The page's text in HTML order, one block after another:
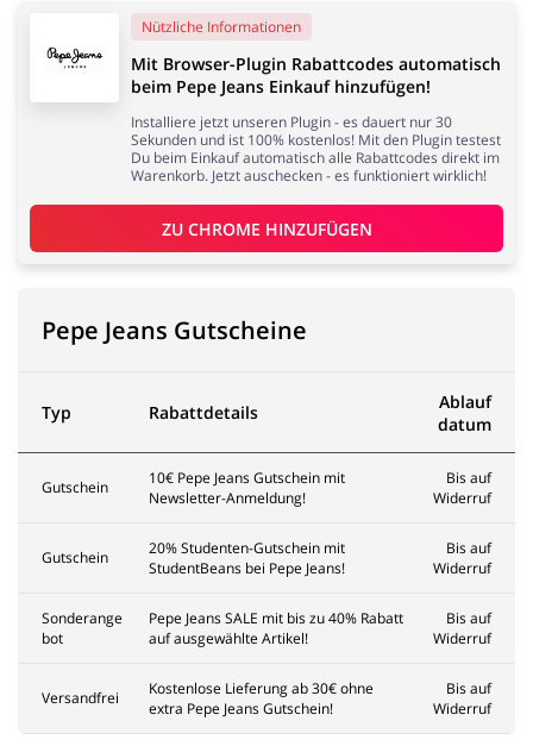
Bücher, Medien, Software
& Games
Erotik
Nützliche Informationen
Mit Browser-Plugin Rabattcodes automatisch
beim Pepe Jeans Einkauf hinzufügen!
Installiere jetzt unseren Plugin - es dauert nur 30
Sekunden und ist 100% kostenlos! Mit den Plugin testest
Du beim Einkauf automatisch alle Rabattcodes direkt im
Warenkorb. Jetzt auschecken - es funktioniert wirklich!
ZU CHROME HINZUFÜGEN
Pepe Jeans Gutscheine
Typ Rabattdetails
Ablauf
datum
Gutschein
10€ Pepe Jeans Gutschein mit
Newsletter-Anmeldung!
Bis auf
Widerruf
Gutschein
20% Studenten-Gutschein mit
StudentBeans bei Pepe Jeans!
Bis auf
Widerruf
Sonderange
bot
Pepe Jeans SALE mit bis zu 40% Rabatt
auf ausgewählte Artikel!
Bis auf
Widerruf
Versandfrei
Kostenlose Lieferung ab 30€ ohne
extra Pepe Jeans Gutschein!
Bis auf
Widerruf